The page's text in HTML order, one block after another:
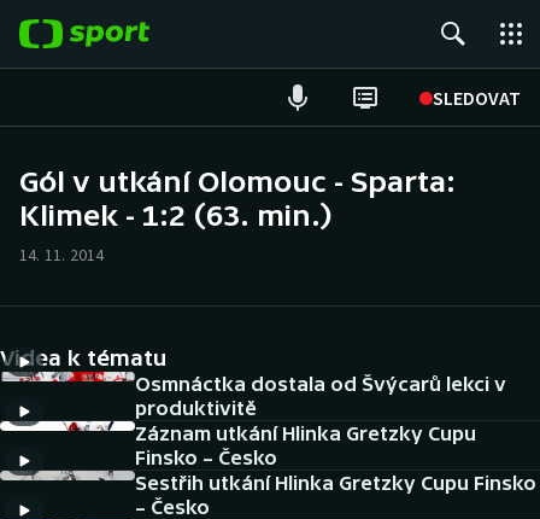
SLEDOVAT
Hokej
Cyklistika
DALŠÍ SPORTY
Americký fotbal
NEPŘEHLÉDNĚTE
Gól v utkání Olomouc - Sparta:
Klimek - 1:2 (63. min.)
14. 11. 2014
Videa k tématu
Osmnáctka dostala od Švýcarů lekci v
produktivitě
Záznam utkání Hlinka Gretzky Cupu
Finsko – Česko
Sestřih utkání Hlinka Gretzky Cupu Finsko
– Česko